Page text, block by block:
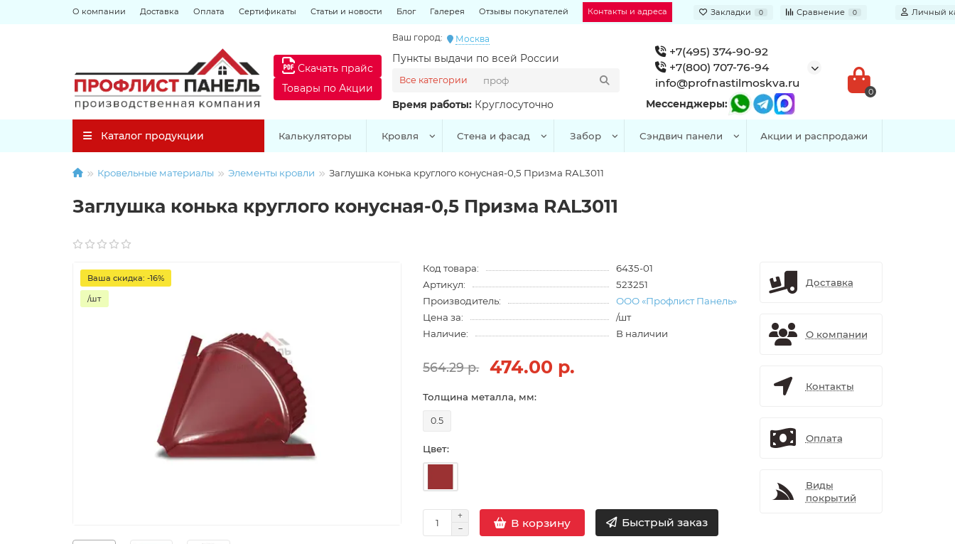
О компании Доставка Оплата Сертификаты Статьи и новости Блог Галерея Отзывы покупателей Контакты и адреса Закладки 0 Сравнение 0 Личный
Ваш город: Москва
Пункты выдачи по всей России
Время работы: Круглосуточно
Все категории
Скачать прайс
Товары по Акции
+7(495) 374-90-92
+7(800) 707-76-94
info@profnastilmoskva.ru
Мессенджеры:
0
Каталог продукции Калькуляторы Кровля Стена и фасад Забор Сэндвич панели Акции и распродажи
Кровельные материалы Элементы кровли Заглушка конька круглого конусная-0,5 Призма RAL3011
Заглушка конька круглого конусная-0,5 Призма RAL3011
Ваша скидка: -16%
/шт
Код товара:
6435-01
Артикул:
523251
Производитель:
ООО «Профлист Панель»
Цена за:
/шт
Наличие:
В наличии
564.29 р. 474.00 р.
Толщина металла, мм:
0.5
Цвет:
В корзину Быстрый заказ
Доставка
О компании
Контакты
Оплата
Виды
покрытий